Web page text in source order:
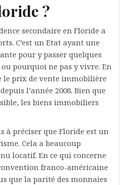
?
secondaire en Floride a
C’est un Etat ayant une
pour y passer quelques
pourquoi ne pas y vivre. En
le prix de vente immobilière
l’année 2008. Bien que
les biens immobiliers
à préciser que Floride est un
Cela a beaucoup
locatif. En ce qui concerne
franco-américaine
que la parité des monnaies